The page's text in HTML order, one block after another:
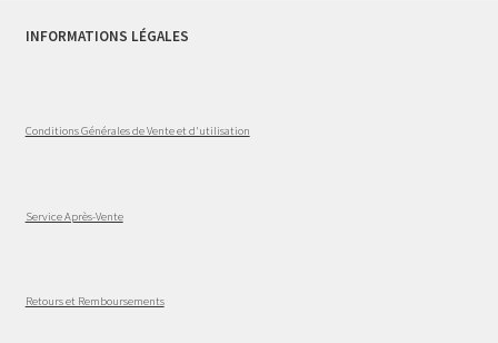
INFORMATIONS LÉGALES
Conditions Générales de Vente et d'utilisation
Service Après-Vente
Retours et Remboursements